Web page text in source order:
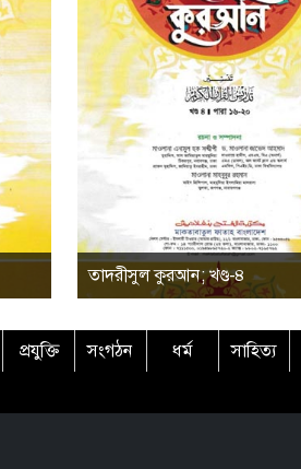
তাদরীসুল কুরআন; খণ্ড-৪
প্রযুক্তি সংগঠন ধর্ম সাহিত্য